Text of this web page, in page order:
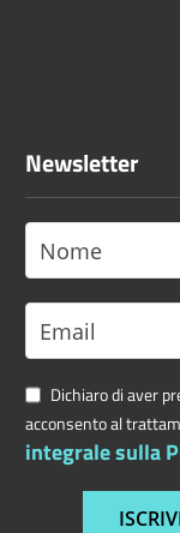
Newsletter
Dichiaro di aver
acconsento al
integrale sulla